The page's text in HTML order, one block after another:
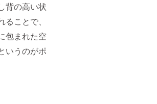
背の高い状
ことで、
包まれた空
いうのがポ